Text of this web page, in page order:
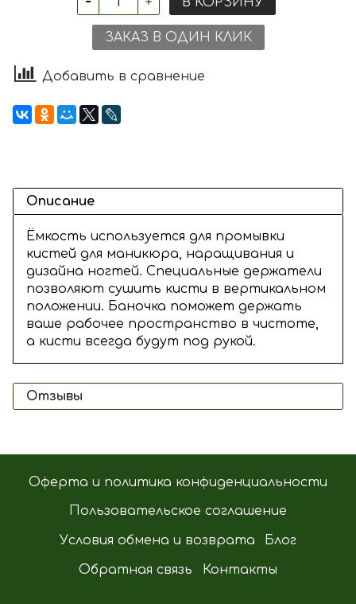
ЗАКАЗ В ОДИН КЛИК
Добавить в сравнение
Описание
Ёмкость используется для промывки
кистей для маникюра, наращивания и
дизайна ногтей. Специальные держатели
позволяют сушить кисти в вертикальном
положении. Баночка поможет держать
ваше рабочее пространство в чистоте,
а кисти всегда будут под рукой.
Отзывы
Оферта и политика конфиденциальности
Пользовательское соглашение
Условия обмена и возврата Блог
Обратная связь Контакты